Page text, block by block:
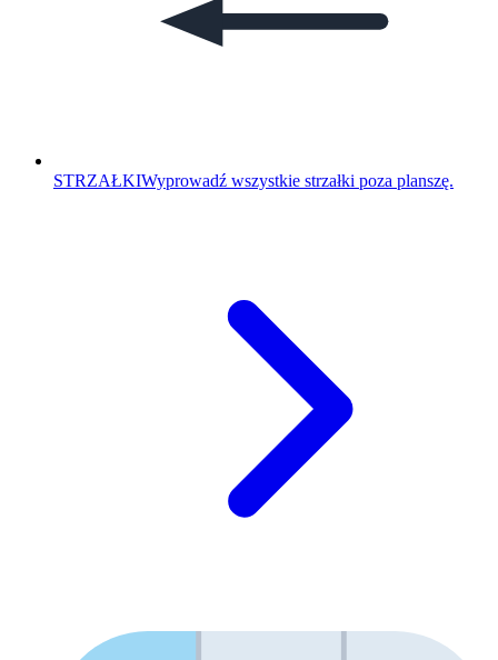
STRZAŁKIWyprowadź wszystkie strzałki poza planszę.